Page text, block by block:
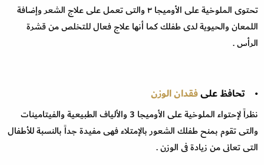
تحتوى الملوخية على الأوميجا ٣ والتى تعمل على علاج الشعر وإضافة
اللمعان والحيوية لدى طفلك كما أنها علاج فعال للتخلص من قشرة
الرأس .
• تحافظ علىفقدان الوزن
نظراً لإحتواء الملوخية على الأوميجا 3 والألياف الطبيعية والفيتامينات
والتى تقوم بمنح طفلك الشعور بالإمتلاء فهى مفيدة جداً بالنسبة للأطفال
التى تعانى من زيادة فى الوزن .